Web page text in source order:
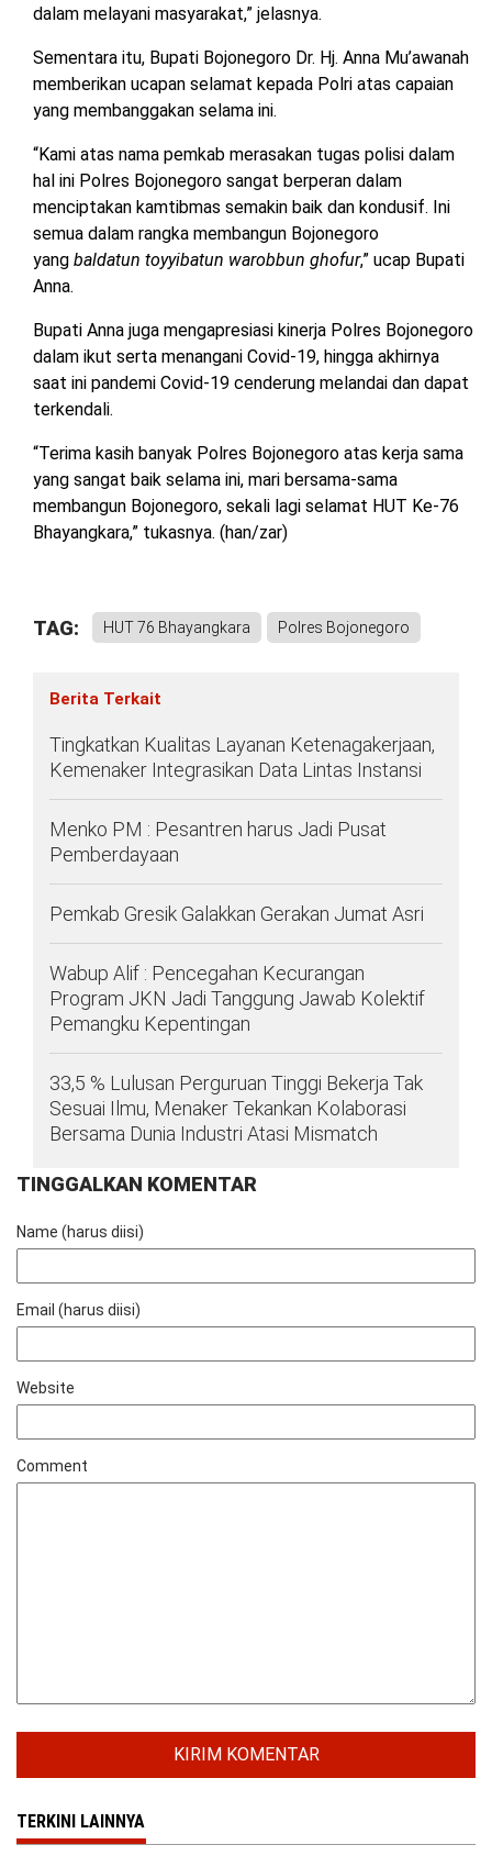
dalam melayani masyarakat,” jelasnya.
Sementara itu, Bupati Bojonegoro Dr. Hj. Anna Mu’awanah
memberikan ucapan selamat kepada Polri atas capaian
yang membanggakan selama ini.
“Kami atas nama pemkab merasakan tugas polisi dalam
hal ini Polres Bojonegoro sangat berperan dalam
menciptakan kamtibmas semakin baik dan kondusif. Ini
semua dalam rangka membangun Bojonegoro
yang baldatun toyyibatun warobbun ghofur,” ucap Bupati
Anna.
Bupati Anna juga mengapresiasi kinerja Polres Bojonegoro
dalam ikut serta menangani Covid-19, hingga akhirnya
saat ini pandemi Covid-19 cenderung melandai dan dapat
terkendali.
“Terima kasih banyak Polres Bojonegoro atas kerja sama
yang sangat baik selama ini, mari bersama-sama
membangun Bojonegoro, sekali lagi selamat HUT Ke-76
Bhayangkara,” tukasnya. (han/zar)
TAG: HUT 76 Bhayangkara Polres Bojonegoro
Berita Terkait
Tingkatkan Kualitas Layanan Ketenagakerjaan,
Kemenaker Integrasikan Data Lintas Instansi
Menko PM : Pesantren harus Jadi Pusat
Pemberdayaan
Pemkab Gresik Galakkan Gerakan Jumat Asri
Wabup Alif : Pencegahan Kecurangan
Program JKN Jadi Tanggung Jawab Kolektif
Pemangku Kepentingan
33,5 % Lulusan Perguruan Tinggi Bekerja Tak
Sesuai Ilmu, Menaker Tekankan Kolaborasi
Bersama Dunia Industri Atasi Mismatch
TINGGALKAN KOMENTAR
Name (harus diisi)
Email (harus diisi)
Website
Comment
TERKINI LAINNYA